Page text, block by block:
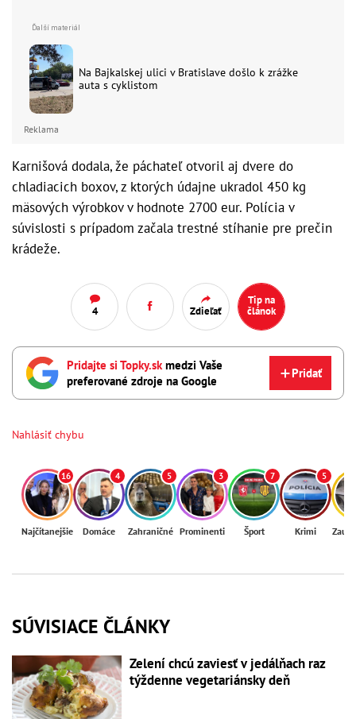
Na Bajkalskej ulici v Bratislave došlo k zrážke
auta s cyklistom
Reklama
Karnišová dodala, že páchateľ otvoril aj dvere do
chladiacich boxov, z ktorých údajne ukradol 450 kg
mäsových výrobkov v hodnote 2700 eur. Polícia v
súvislosti s prípadom začala trestné stíhanie pre prečin
krádeže.
4 Zdieľať
Tip na
článok
Pridajte si Topky.skmedzi Vaše
preferované zdroje na Google
Pridať
Nahlásiť chybu
16
Najčítanejšie
4
Domáce
5
Zahraničné
3
Prominenti
7
Šport
5
Krimi
SÚVISIACE ČLÁNKY
Zelení chcú zaviesť v jedálňach raz
týždenne vegetariánsky deň